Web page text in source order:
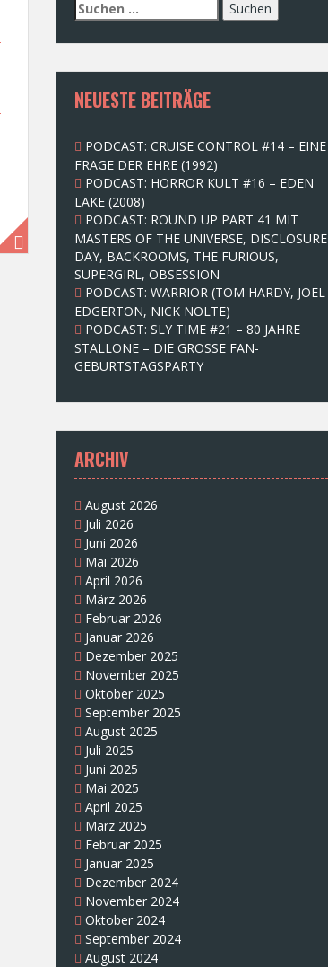
S
u
c
e
n
n
c
h
:
NEUESTE BEITRÄGE
PODCAST: CRUISE CONTROL #14 – EINE
FRAGE DER EHRE (1992)
PODCAST: HORROR KULT #16 – EDEN
LAKE (2008)
PODCAST: ROUND UP PART 41 MIT
MASTERS OF THE UNIVERSE, DISCLOSURE
DAY, BACKROOMS, THE FURIOUS,
SUPERGIRL, OBSESSION
PODCAST: WARRIOR (TOM HARDY, JOEL
EDGERTON, NICK NOLTE)
PODCAST: SLY TIME #21 – 80 JAHRE
STALLONE – DIE GROSSE FAN-
GEBURTSTAGSPARTY
ARCHIV
August 2026
Juli 2026
Juni 2026
Mai 2026
April 2026
März 2026
Februar 2026
Januar 2026
Dezember 2025
November 2025
Oktober 2025
September 2025
August 2025
Juli 2025
Juni 2025
Mai 2025
April 2025
März 2025
Februar 2025
Januar 2025
Dezember 2024
November 2024
Oktober 2024
September 2024
August 2024